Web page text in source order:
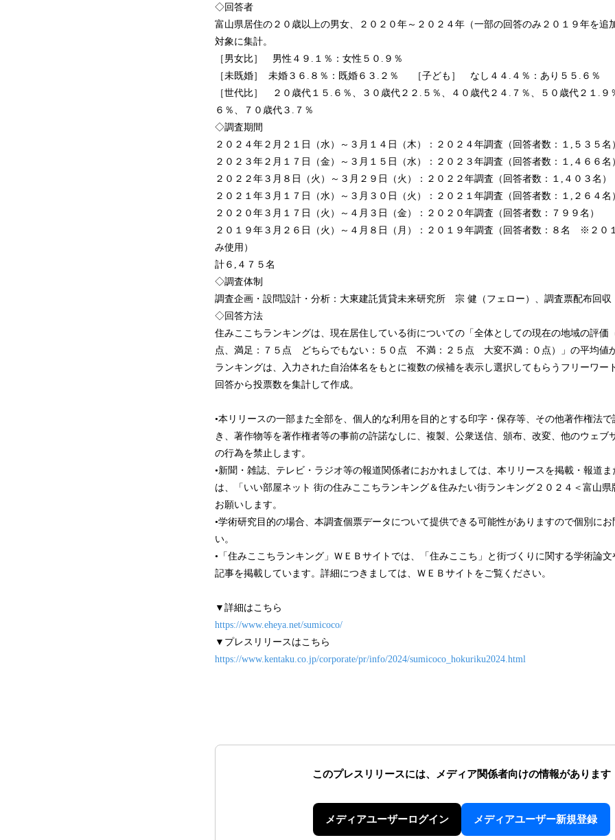
◇回答者
富山県居住の２０歳以上の男女、２０２０年～２０２４年（一部の回答のみ２０１９年を追
対象に集計。
［男女比］ 男性４９.１％：女性５０.９％
［未既婚］ 未婚３６.８％：既婚６３.２％ ［子ども］ なし４４.４％：あり５５.６％
［世代比］ ２０歳代１５.６％、３０歳代２２.５％、４０歳代２４.７％、５０歳代２１.９
６％、７０歳代３.７％
◇調査期間
２０２４年２月２１日（水）～３月１４日（木）：２０２４年調査（回答者数：１,５３５名
２０２３年２月１７日（金）～３月１５日（水）：２０２３年調査（回答者数：１,４６６名
２０２２年３月８日（火）～３月２９日（火）：２０２２年調査（回答者数：１,４０３名）
２０２１年３月１７日（水）～３月３０日（火）：２０２１年調査（回答者数：１,２６４名
２０２０年３月１７日（火）～４月３日（金）：２０２０年調査（回答者数：７９９名）
２０１９年３月２６日（火）～４月８日（月）：２０１９年調査（回答者数：８名 ※２０
み使用）
計６,４７５名
◇調査体制
調査企画・設問設計・分析：大東建託賃貸未来研究所 宗 健（フェロー）、調査票配布回収
◇回答方法
住みここちランキングは、現在居住している街についての「全体としての現在の地域の評価
点、満足：７５点 どちらでもない：５０点 不満：２５点 大変不満：０点）」の平均値
ランキングは、入力された自治体名をもとに複数の候補を表示し選択してもらうフリーワー
回答から投票数を集計して作成。
•本リリースの一部また全部を、個人的な利用を目的とする印字・保存等、その他著作権法
き、著作物等を著作権者等の事前の許諾なしに、複製、公衆送信、頒布、改変、他のウェブ
の行為を禁止します。
•新聞・雑誌、テレビ・ラジオ等の報道関係者におかれましては、本リリースを掲載・報道
は、「いい部屋ネット 街の住みここちランキング＆住みたい街ランキング２０２４＜富山県
お願いします。
•学術研究目的の場合、本調査個票データについて提供できる可能性がありますので個別にお
い。
•「住みここちランキング」ＷＥＢサイトでは、「住みここち」と街づくりに関する学術論
記事を掲載しています。詳細につきましては、ＷＥＢサイトをご覧ください。
▼詳細はこちら
https://www.eheya.net/sumicoco/
▼プレスリリースはこちら
https://www.kentaku.co.jp/corporate/pr/info/2024/sumicoco_hokuriku2024.html
このプレスリリースには、 メディア関係者向けの情報があります
メディアユーザーログイン メディアユーザー新規登録